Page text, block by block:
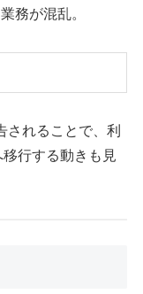
務が混乱。
されることで、利
行する動きも見